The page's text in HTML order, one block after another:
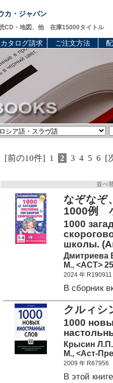
カ・ジャパン
CD・地図、他 在庫15000タイトル
カタログ請求 ご注文方法
[前の10件] 1 2 3 4 5 6 [
並べ
なぞなぞ
1000例
1000
школы.
Дмитриева
М., <АСТ>
2024 年 R190911
В сборник
クルィ
1000
Крысин Л.П.
М., <Аст-
2009 年 R87956
В этой